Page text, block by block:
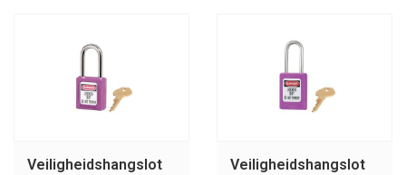
Veiligheidshangslot
Veiligheidshangslot